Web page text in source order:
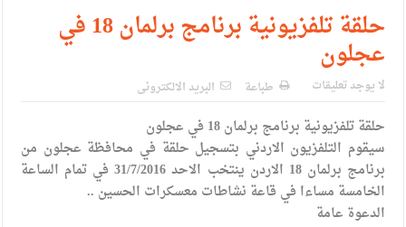
الإسلامية والمسيحية
الأمن يتلف 16 مليون حبة كبتاجون و1480 كغم مواد مخدرة
النواب يقر مشروع تعديل قانون الملكية العقارية
القاضي يلتقي رؤساء تحرير الصحف اليومية ويؤكد حرص مجلس
النواب على شراكة فاعلة مع الإعلام
دعوة المكلفين بخدمة العلم (الدفعة الثالثة) إلى مراجعة منصة خدمة
حلقة تلفزيونية برنامج برلمان 18 في
عجلون
لا يوجد تعليقات طباعة البريد الالكترونى
حلقة تلفزيونية برنامج برلمان 18 في عجلون
سيقوم التلفزيون الاردني بتسجيل حلقة في محافظة عجلون من
برنامج برلمان 18 الاردن ينتخب الاحد 31/7/2016 في تمام الساعة
الخامسة مساءا في قاعة نشاطات معسكرات الحسين ..
الدعوة عامة